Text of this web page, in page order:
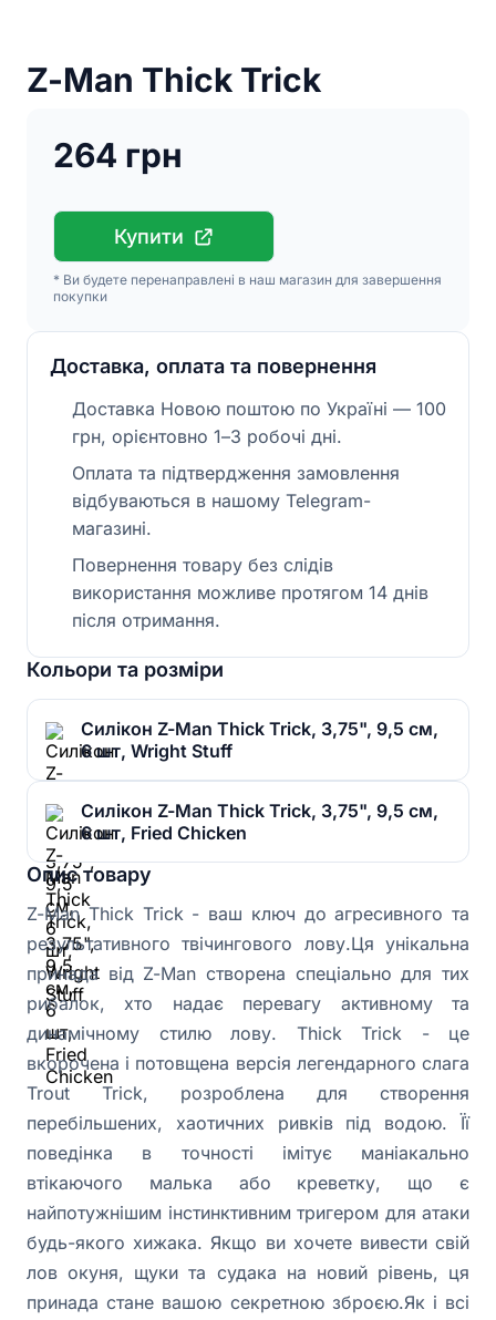
Z-Man Thick Trick
264 грн
Купити
* Ви будете перенаправлені в наш магазин для завершення
покупки
Доставка, оплата та повернення
Доставка Новою поштою по Україні — 100
грн, орієнтовно 1–3 робочі дні.
Оплата та підтвердження замовлення
відбуваються в нашому Telegram-
магазині.
Повернення товару без слідів
використання можливе протягом 14 днів
після отримання.
Кольори та розміри
Силікон Z-Man Thick Trick, 3,75", 9,5 см,
6 шт, Wright Stuff
Силікон Z-Man Thick Trick, 3,75", 9,5 см,
6 шт, Fried Chicken
Опис товару
Z-Man Thick Trick - ваш ключ до агресивного та
результативного твічингового лову.Ця унікальна
принада від Z-Man створена спеціально для тих
рибалок, хто надає перевагу активному та
динамічному стилю лову. Thick Trick - це
вкорочена і потовщена версія легендарного слага
Trout Trick, розроблена для створення
перебільшених, хаотичних ривків під водою. Її
поведінка в точності імітує маніакально
втікаючого малька або креветку, що є
найпотужнішим інстинктивним тригером для атаки
будь-якого хижака. Якщо ви хочете вивести свій
лов окуня, щуки та судака на новий рівень, ця
принада стане вашою секретною зброєю.Як і всі